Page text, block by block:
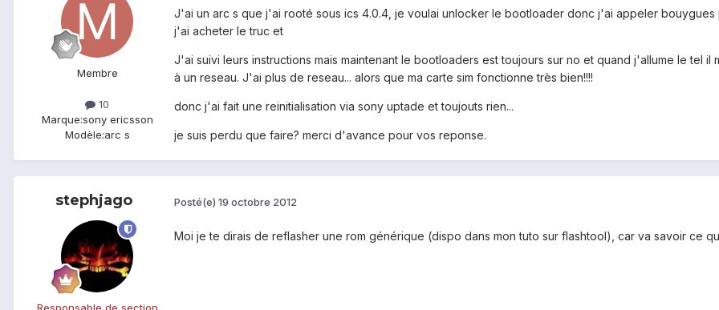
Membre
10
Marque:sony ericsson
Modèle:arc s
J'ai un arc s que j'ai rooté sous ics 4.0.4, je voulai unlocker le bootloader donc j'ai appeler
j'ai acheter le truc et
J'ai suivi leurs instructions mais maintenant le bootloaders est toujours sur no et quand j'allume le tel
à un reseau. J'ai plus de reseau... alors que ma carte sim fonctionne très bien!!!!
donc j'ai fait une reinitialisation via sony uptade et toujouts rien...
je suis perdu que faire? merci d'avance pour vos reponse.
stephjago Posté(e) 19 octobre 2012
Moi je te dirais de reflasher une rom générique (dispo dans mon tuto sur flashtool), car va savoir ce